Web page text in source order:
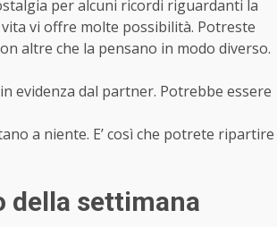
per alcuni ricordi riguardanti la
vi offre molte possibilità. Potreste
altre che la pensano in modo diverso.
evidenza dal partner. Potrebbe essere
a niente. E’ così che potrete ripartire
della settimana